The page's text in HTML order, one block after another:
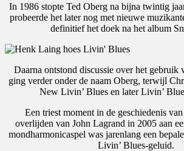
In 1986 stopte Ted Oberg na bijna twintig
probeerde het later nog met nieuwe
definitief het doek na het album
Daarna ontstond discussie over het gebruik
ging verder onder de naam Oberg, terwijl
New Livin’ Blues en later Livin’
Een triest moment in de geschiedenis
overlijden van John Lagrand in 2005 aan
mondharmonicaspel was jarenlang een
Livin’ Blues-geluid.